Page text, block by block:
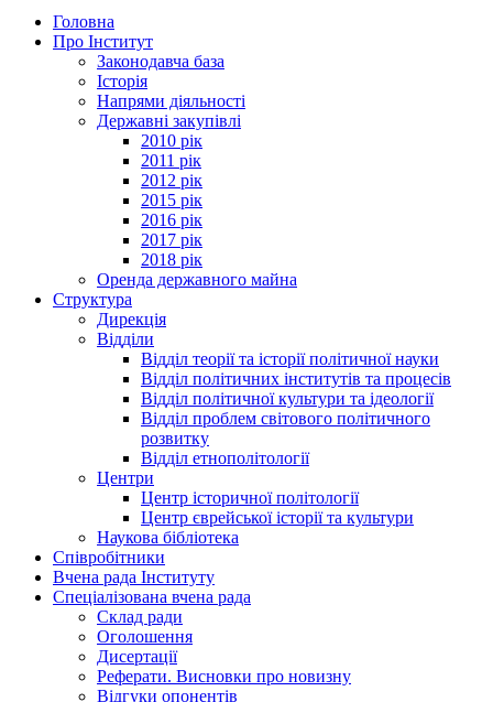
Головна
Про Інститут
Законодавча база
Історія
Напрями діяльності
Державні закупівлі
2010 рік
2011 рік
2012 рік
2015 рік
2016 рік
2017 рік
2018 рік
Оренда державного майна
Структура
Дирекція
Відділи
Відділ теорії та історії політичної науки
Відділ політичних інститутів та процесів
Відділ політичної культури та ідеології
Відділ проблем світового політичного
розвитку
Відділ етнополітології
Центри
Центр історичної політології
Центр єврейської історії та культури
Наукова бібліотека
Співробітники
Вчена рада Інституту
Спеціалізована вчена рада
Склад ради
Оголошення
Дисертації
Реферати. Висновки про новизну
Відгуки опонентів